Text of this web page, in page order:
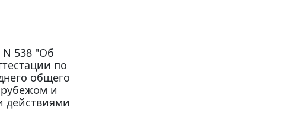
N 538 "Об
по
общего
и
действиями